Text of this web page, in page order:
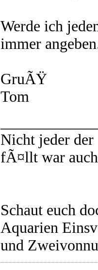
Werde ich
immer
GruÃŸ
Tom
Nicht jeder der
fÃ¤llt war
Schaut euch
Aquarien
und